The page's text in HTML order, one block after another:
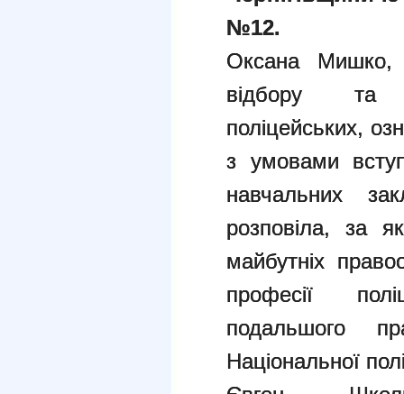
№12.
Оксана Мишко,
відбору та
поліцейських,
з умовами
навчальних
розповіла, за
майбутніх
професії
подальшого
Національної